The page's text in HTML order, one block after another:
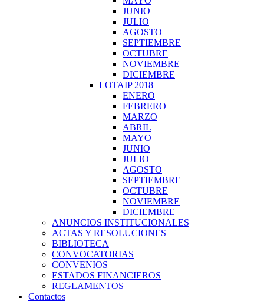
JUNIO
JULIO
AGOSTO
SEPTIEMBRE
OCTUBRE
NOVIEMBRE
DICIEMBRE
LOTAIP 2018
ENERO
FEBRERO
MARZO
ABRIL
MAYO
JUNIO
JULIO
AGOSTO
SEPTIEMBRE
OCTUBRE
NOVIEMBRE
DICIEMBRE
ANUNCIOS INSTITUCIONALES
ACTAS Y RESOLUCIONES
BIBLIOTECA
CONVOCATORIAS
CONVENIOS
ESTADOS FINANCIEROS
REGLAMENTOS
Contactos